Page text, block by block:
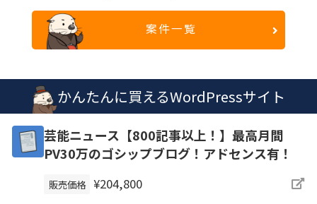
案件一覧
かんたんに買えるWordPressサイト
芸能ニュース【800記事以上！】最高月間
PV30万のゴシップブログ！アドセンス有！
販売価格 ¥204,800